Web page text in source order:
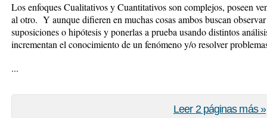
Los enfoques Cualitativos y Cuantitativos son complejos, poseen
al otro. Y aunque difieren en muchas cosas ambos buscan
suposiciones o hipótesis y ponerlas a prueba usando distintos
incrementan el conocimiento de un fenómeno y/o resolver
...
Leer 2 páginas más »